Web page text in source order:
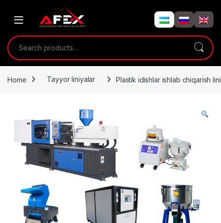
Search for:
Home Tayyor liniyalar Plastik idishlar ishlab chiqarish